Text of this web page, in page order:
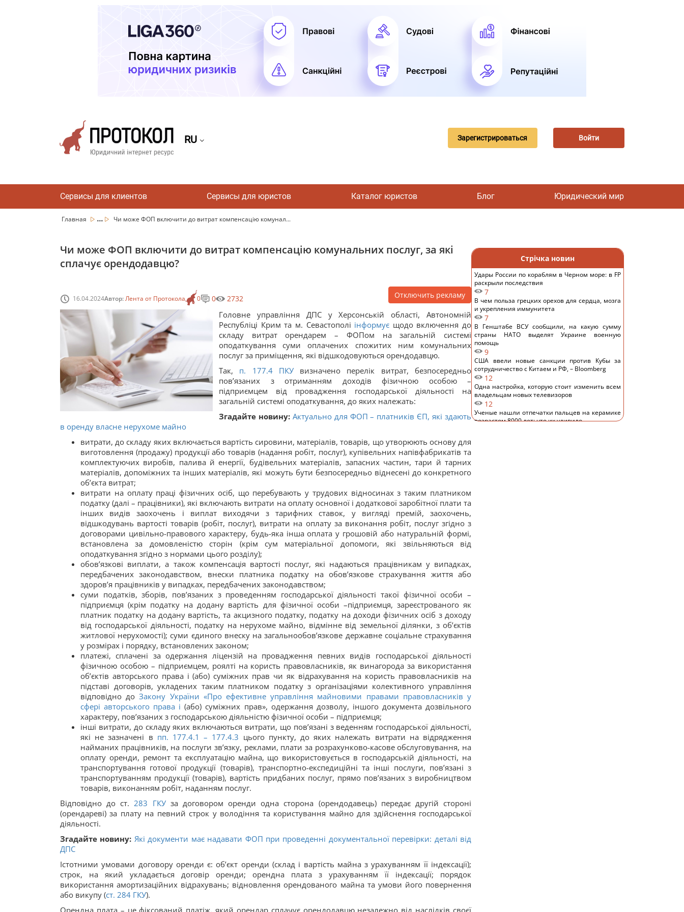
RU Зарегистрироваться Войти
Сервисы для клиентов Сервисы для юристов Каталог юристов Блог Юридический мир
Главная ... Чи може ФОП включити до витрат компенсацію комунал...
Чи може ФОП включити до витрат компенсацію комунальних послуг, за які
сплачує орендодавцю?
16.04.2024Автор:Лента от Протокола 0 0 2732 Отключить рекламу
Головне управління ДПС у Херсонській області, Автономній
Республіці Крим та м. Севастополі інформує щодо включення до
складу витрат орендарем – ФОПом на загальній системі
оподаткування суми оплачених спожитих ним комунальних
послуг за приміщення, які відшкодовуються орендодавцю.
Так, п. 177.4 ПКУвизначено перелік витрат, безпосередньо
пов’язаних з отриманням доходів фізичною особою –
підприємцем від провадження господарської діяльності на
загальній системі оподаткування, до яких належать:
Згадайте новину: Актуально для ФОП – платників ЄП, які здають
в оренду власне нерухоме майно
витрати, до складу яких включається вартість сировини, матеріалів, товарів, що утворюють основу для
виготовлення (продажу) продукції або товарів (надання робіт, послуг), купівельних напівфабрикатів та
комплектуючих виробів, палива й енергії, будівельних матеріалів, запасних частин, тари й тарних
матеріалів, допоміжних та інших матеріалів, які можуть бути безпосередньо віднесені до конкретного
об’єкта витрат;
витрати на оплату праці фізичних осіб, що перебувають у трудових відносинах з таким платником
податку (далі – працівники), які включають витрати на оплату основної і додаткової заробітної плати та
інших видів заохочень і виплат виходячи з тарифних ставок, у вигляді премій, заохочень,
відшкодувань вартості товарів (робіт, послуг), витрати на оплату за виконання робіт, послуг згідно з
договорами цивільно-правового характеру, будь-яка інша оплата у грошовій або натуральній формі,
встановлена за домовленістю сторін (крім сум матеріальної допомоги, які звільняються від
оподаткування згідно з нормами цього розділу);
обов’язкові виплати, а також компенсація вартості послуг, які надаються працівникам у випадках,
передбачених законодавством, внески платника податку на обов’язкове страхування життя або
здоров’я працівників у випадках, передбачених законодавством;
суми податків, зборів, пов’язаних з проведенням господарської діяльності такої фізичної особи –
підприємця (крім податку на додану вартість для фізичної особи –підприємця, зареєстрованого як
платник податку на додану вартість, та акцизного податку, податку на доходи фізичних осіб з доходу
від господарської діяльності, податку на нерухоме майно, відмінне від земельної ділянки, з об’єктів
житлової нерухомості); суми єдиного внеску на загальнообов’язкове державне соціальне страхування
у розмірах і порядку, встановлених законом;
платежі, сплачені за одержання ліцензій на провадження певних видів господарської діяльності
фізичною особою – підприємцем, роялті на користь правовласників, як винагорода за використання
об’єктів авторського права і (або) суміжних прав чи як відрахування на користь правовласників на
підставі договорів, укладених таким платником податку з організаціями колективного управління
відповідно доЗакону України «Про ефективне управління майновими правами правовласників у
сфері авторського права і (або) суміжних прав», одержання дозволу, іншого документа дозвільного
характеру, пов’язаних з господарською діяльністю фізичної особи – підприємця;
інші витрати, до складу яких включаються витрати, що пов’язані з веденням господарської діяльності,
які не зазначені в пп. 177.4.1 – 177.4.3 цього пункту, до яких належать витрати на відрядження
найманих працівників, на послуги зв’язку, реклами, плати за розрахунково-касове обслуговування, на
оплату оренди, ремонт та експлуатацію майна, що використовується в господарській діяльності, на
транспортування готової продукції (товарів), транспортно-експедиційні та інші послуги, пов’язані з
транспортуванням продукції (товарів), вартість придбаних послуг, прямо пов’язаних з виробництвом
товарів, виконанням робіт, наданням послуг.
Відповідно до ст. 283 ГКУза договором оренди одна сторона (орендодавець) передає другій стороні
(орендареві) за плату на певний строк у володіння та користування майно для здійснення господарської
діяльності.
Згадайте новину: Які документи має надавати ФОП при проведенні документальної перевірки: деталі від
ДПС
Істотними умовами договору оренди є: об’єкт оренди (склад і вартість майна з урахуванням її індексації);
строк, на який укладається договір оренди; орендна плата з урахуванням її індексації; порядок
використання амортизаційних відрахувань; відновлення орендованого майна та умови його повернення
або викупу (ст. 284 ГКУ).
Орендна плата – це фіксований платіж, який орендар сплачує орендодавцю незалежно від наслідків своєї
Стрічка новин
Удары России по кораблям в Черном море: в FP
раскрыли последствия
7
В чем польза грецких орехов для сердца, мозга
и укрепления иммунитета
7
В Генштабе ВСУ сообщили, на какую сумму
страны НАТО выделят Украине военную
помощь
9
США ввели новые санкции против Кубы за
сотрудничество с Китаем и РФ, – Bloomberg
12
Одна настройка, которую стоит изменить всем
владельцам новых телевизоров
12
Ученые нашли отпечатки пальцев на керамике
возрастом 8000 лет: что их удивило